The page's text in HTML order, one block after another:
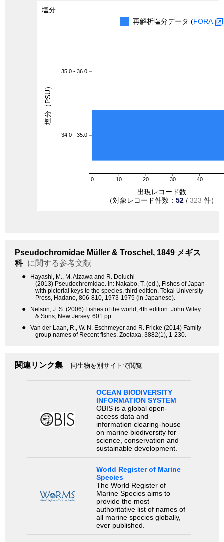
塩分
再解析塩分データ (FORA
0 10 20 30 40
35.0 - 36.0
34.0 - 35.0
出現レコード数
（対象レコード件数： 52 / 323 件）
塩分（PSU）
Pseudochromidae Müller & Troschel, 1849 メギス
科 に関する参考文献
●
Hayashi, M., M. Aizawa and R. Doiuchi
(2013) Pseudochromidae. In: Nakabo, T. (ed.), Fishes of Japan
with pictorial keys to the species, third edition. Tokai University
Press, Hadano, 806-810, 1973-1975 (in Japanese).
●
Nelson, J. S. (2006) Fishes of the world, 4th edition. John Wiley
& Sons, New Jersey. 601 pp.
●
Van der Laan, R., W. N. Eschmeyer and R. Fricke (2014) Family-
group names of Recent fishes. Zootaxa, 3882(1), 1-230.
関連リンク集 同生物を別サイトで閲覧
OCEAN BIODIVERSITY
INFORMATION SYSTEM
OBIS is a global open-
access data and
information clearing-house
on marine biodiversity for
science, conservation and
sustainable development.
World Register of Marine
Species
The World Register of
Marine Species aims to
provide the most
authoritative list of names of
all marine species globally,
ever published.